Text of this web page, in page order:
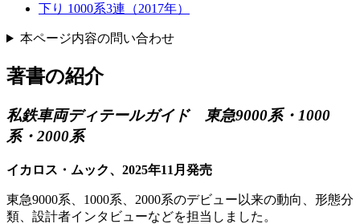
下り 1000系3連（2017年）
本ページ内容の問い合わせ
著書の紹介
私鉄車両ディテールガイド 東急9000系・1000
系・2000系
イカロス・ムック、2025年11月発売
東急9000系、1000系、2000系のデビュー以来の動向、形態分
類、設計者インタビューなどを担当しました。